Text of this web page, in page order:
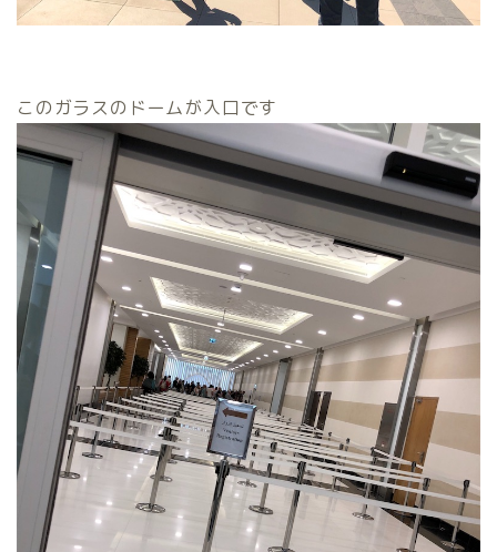
このガラスのドームが入口です